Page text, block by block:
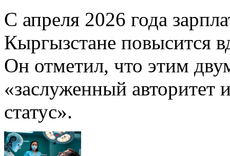
С апреля 2026 года
Кыргызстане повысится
Он отметил, что этим
«заслуженный
статус».